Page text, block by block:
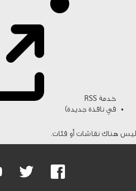
خدمة RSS
في نافذة جديدة)
ليس هناك نقاشات أو فئات.
Facebook